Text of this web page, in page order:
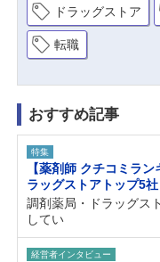
ドラッグストア
転職
おすすめ記事
特集
【薬剤師 クチコミラ
ラッグストアトップ5社
調剤薬局・ドラッグス
してい
経営者インタビュー